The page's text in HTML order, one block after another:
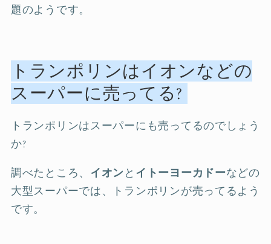
題のようです。
トランポリンはイオンなどの
スーパーに売ってる?
トランポリンはスーパーにも売ってるのでしょう
か?
調べたところ、 イオンと イトーヨーカドーなどの
大型スーパーでは、トランポリンが売ってるよう
です。